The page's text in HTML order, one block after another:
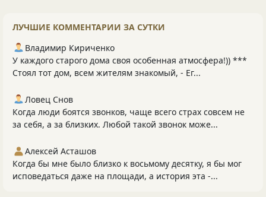
ЛУЧШИЕ КОММЕНТАРИИ ЗА СУТКИ
Владимир Кириченко
У каждого старого дома своя особенная атмосфера!)) ***
Стоял тот дом, всем жителям знакомый, - Ег...
Ловец Снов
Когда люди боятся звонков, чаще всего страх совсем не
за себя, а за близких. Любой такой звонок може...
Алексей Асташов
Когда бы мне было близко к восьмому десятку, я бы мог
исповедаться даже на площади, а история эта -...